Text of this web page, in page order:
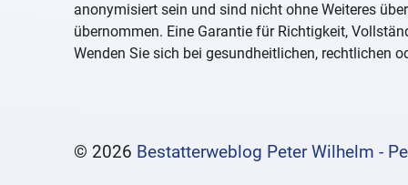
anonymisiert sein und sind nicht ohne Weiteres
übernommen. Eine Garantie für Richtigkeit,
Wenden Sie sich bei gesundheitlichen, rechtlichen
© 2026 Bestatterweblog Peter Wilhelm -